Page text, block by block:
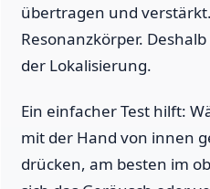
übertragen und
Resonanzkörper.
der Lokalisierung.
Ein einfacher Test hilft:
mit der Hand von innen
drücken, am besten im